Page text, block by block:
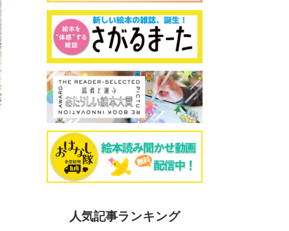
人気記事ランキング